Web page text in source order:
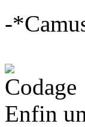
-
Enfin